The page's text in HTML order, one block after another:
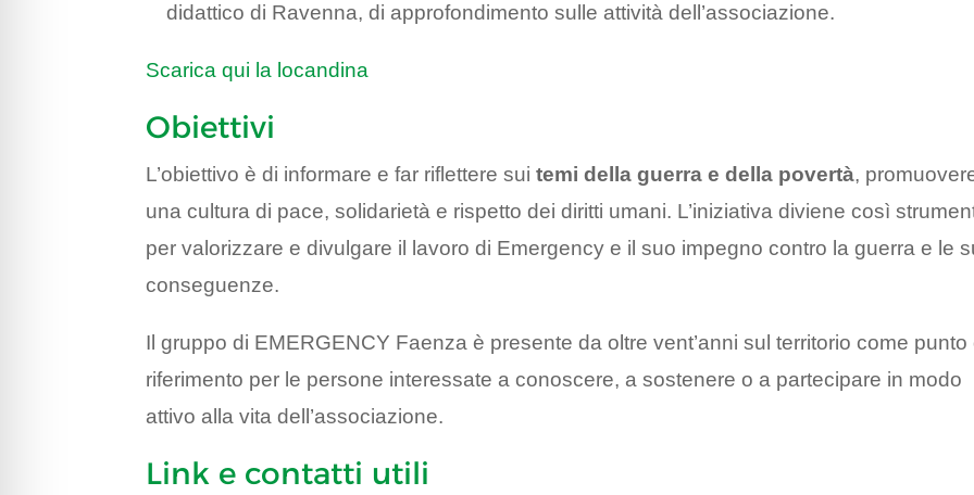
didattico di Ravenna, di approfondimento sulle attività dell’associazione.
Scarica qui la locandina
Obiettivi
L’obiettivo è di informare e far riflettere suitemi della guerra e della povertà,
una cultura di pace, solidarietà e rispetto dei diritti umani. L’iniziativa diviene così
per valorizzare e divulgare il lavoro di Emergency e il suo impegno contro la guerra e le
conseguenze.
Il gruppo di EMERGENCY Faenza è presente da oltre vent’anni sul territorio come punto
riferimento per le persone interessate a conoscere, a sostenere o a partecipare in modo
attivo alla vita dell’associazione.
Link e contatti utili